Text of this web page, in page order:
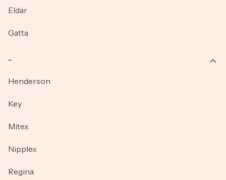
Eldar
Gatta
Henderson
Key
Mitex
Nipplex
Regina